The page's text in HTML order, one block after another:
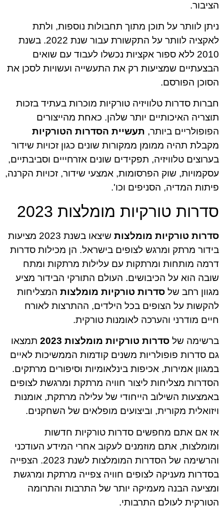
הציבור.
ניתן לוותר על תוכן מתוך תחבולות נוספות, ולתת
לאקציה לוותר על התקשורת עבור שנת 2022. בשנת
2010 ללא ספור אקציות נכשלו לעבוד עם שואים
הבצעתיים שמציעות רק את התעשייה ועשויות לסכן את
הסוכן הפורסם.
חברות סדרות טלוויזיה טורקיות מוכרות בעתיד בזכות
תוצריה האיכותיים יותר שלהן. כאחת מהייצורים
הפופולריים ביותר, תעשיית הסדרות הטורקיות
מקבלת תהיה ממומן ממקורות שונים כגון זכויות שידור
בערוצים טלוויזיה, תפקידים שונים אזרחייים וסביבתיים,
עסקמויות, שוק הפרסומות, אמצעי שידור, זכויות הקרנה,
פיתות המדיה, הסניפים וכו'.
סדרות טורקיות מומלצות 2023
סדרות טורקיות מומלצות
שיצאו בשנת 2023 מציעות
בידור מרתק ומרגש לצופים בישראל. הן מכילות סדרות
דרמה מותחות ומרתקות עם עלילות מרתקות ומתח
שובה הוא על הכיבושים. העולם התורקי הבידור מציע
מגוון רחב של סדרות טורקיות מומלצות המצליחות
להקשות על הצופים בכל הילדים, ההתרצות לאורח
חיים מודרני והערכה לאומנות טורקית.
ברשימה של סדרות טורקיות מומלצות 2023
תמצאו
גם סדרות פופולריות משנים קודמות הממשיכות לאיים
במגוון אמירות, אכיפות בינלאומיות וסיפורים מרתקים.
הסדרות מצליחות ליצור חוויה מרתקת ומרגשת לצופים
באמצעות השילוב הייחודי של עלילה מרתקת, אומנות
ויזואלית מקורית, וביצועים מופלאים של השחקנים.
אז אם אתם מחפשים סדרות טורקיות חדשות
ומומלצות, אתם מוזמנים לעקוב אחרי המידע העודכני
והרשימה של הסדרות המומלצות לשנת 2023. הצפייה
בסדרות מעניקה לצופים חוויה צפייה מרתקת ומרגשת
ומציעה הבנה מעמיקה יותר של התרבות והתרומה
הטורקית לעולם התרבותי.